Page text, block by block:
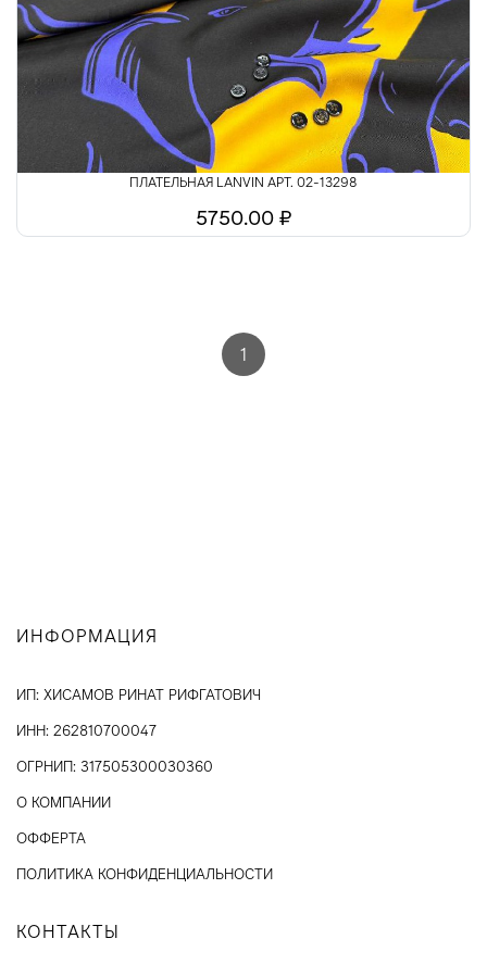
Шитьё
ПЛАТЕЛЬНАЯ LANVIN АРТ. 02-13298
5750.00 ₽
1
ИНФОРМАЦИЯ
ИП: ХИСАМОВ РИНАТ РИФГАТОВИЧ
ИНН: 262810700047
ОГРНИП: 317505300030360
О КОМПАНИИ
ОФФЕРТА
ПОЛИТИКА КОНФИДЕНЦИАЛЬНОСТИ
КОНТАКТЫ